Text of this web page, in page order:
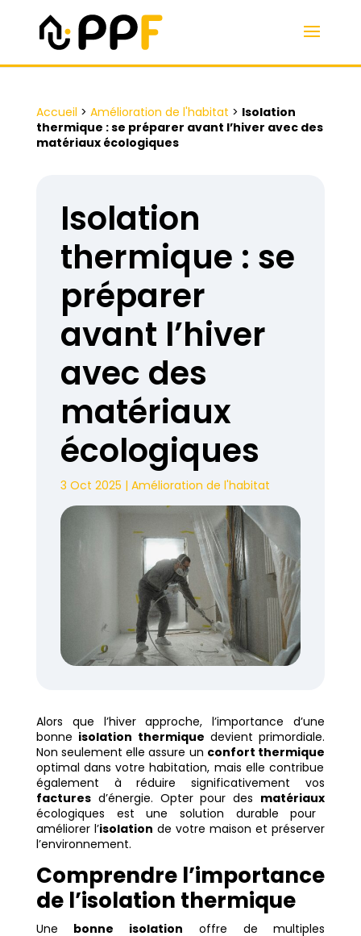
Accueil > Amélioration de l'habitat > Isolation
thermique : se préparer avant l’hiver avec des
matériaux écologiques
Isolation
thermique : se
préparer
avant l’hiver
avec des
matériaux
écologiques
3 Oct 2025 | Amélioration de l'habitat
Alors que l’hiver approche, l’importance d’une
bonne isolation thermique devient primordiale.
Non seulement elle assure un confort thermique
optimal dans votre habitation, mais elle contribue
également à réduire significativement vos
facturesd’énergie. Opter pour des matériaux
écologiques est une solution durable pour
améliorer l’isolation de votre maison et préserver
l’environnement.
Comprendre l’importance
de l’isolation thermique
Une bonne isolation offre de multiples